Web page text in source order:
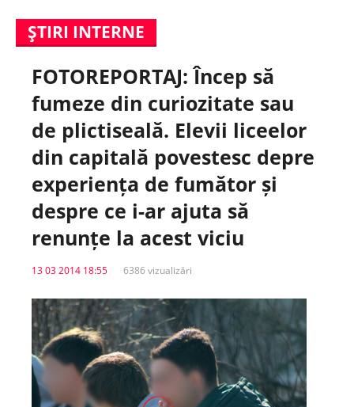
E-Sănătate Pacienți
E-Sănătate Medici
E-Sănătate Instituții
Tuberculoza Info
Centrul PAS
SanoTeca
ŞTIRI INTERNE
FOTOREPORTAJ: Încep să
fumeze din curiozitate sau
de plictiseală. Elevii liceelor
din capitală povestesc depre
experiența de fumător și
despre ce i-ar ajuta să
renunțe la acest viciu
13 03 2014 18:55 6386 vizualizări